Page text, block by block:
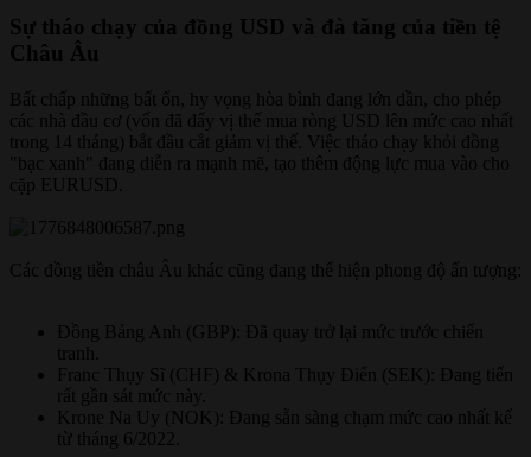
Sự tháo chạy của đồng USD và đà tăng của tiền tệ
Châu Âu​
Bất chấp những bất ổn, hy vọng hòa bình đang lớn dần, cho phép
các nhà đầu cơ (vốn đã đẩy vị thế mua ròng USD lên mức cao nhất
trong 14 tháng) bắt đầu cắt giảm vị thế. Việc tháo chạy khỏi đồng
"bạc xanh" đang diễn ra mạnh mẽ, tạo thêm động lực mua vào cho
cặp EURUSD.
Các đồng tiền châu Âu khác cũng đang thể hiện phong độ ấn tượng:
Đồng Bảng Anh (GBP): Đã quay trở lại mức trước chiến
tranh.
Franc Thụy Sĩ (CHF) & Krona Thụy Điển (SEK): Đang tiến
rất gần sát mức này.
Krone Na Uy (NOK): Đang sẵn sàng chạm mức cao nhất kể
từ tháng 6/2022.